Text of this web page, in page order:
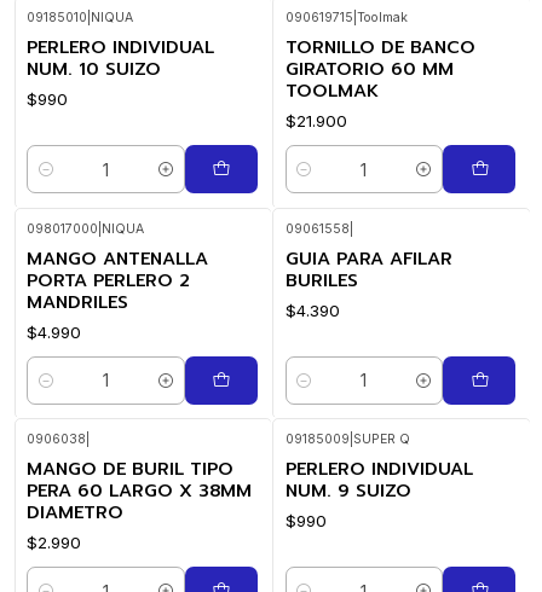
09185010 NIQUA
PERLERO INDIVIDUAL
NUM. 10 SUIZO
$990
Cantidad
090619715 Toolmak
TORNILLO DE BANCO
GIRATORIO 60 MM
TOOLMAK
$21.900
Cantidad
098017000 NIQUA
MANGO ANTENALLA
PORTA PERLERO 2
MANDRILES
$4.990
Cantidad
09061558
GUIA PARA AFILAR
BURILES
$4.390
Cantidad
0906038
MANGO DE BURIL TIPO
PERA 60 LARGO X 38MM
DIAMETRO
$2.990
09185009 SUPER Q
PERLERO INDIVIDUAL
NUM. 9 SUIZO
$990